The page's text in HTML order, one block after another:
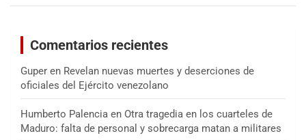
Comentarios recientes
Guper en Revelan nuevas muertes y deserciones de
oficiales del Ejército venezolano
Humberto Palencia en Otra tragedia en los cuarteles de
Maduro: falta de personal y sobrecarga matan a militares